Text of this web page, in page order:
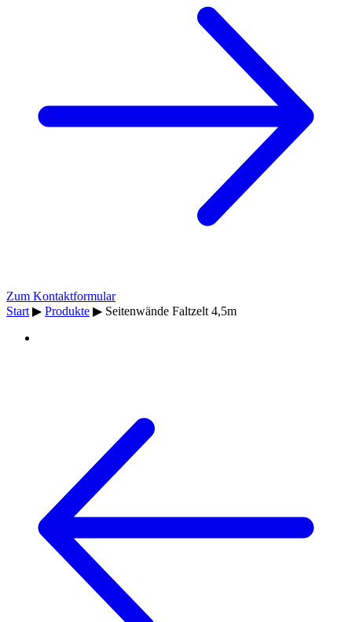
Zum Kontaktformular
Start ▶ Produkte ▶ Seitenwände Faltzelt 4,5m